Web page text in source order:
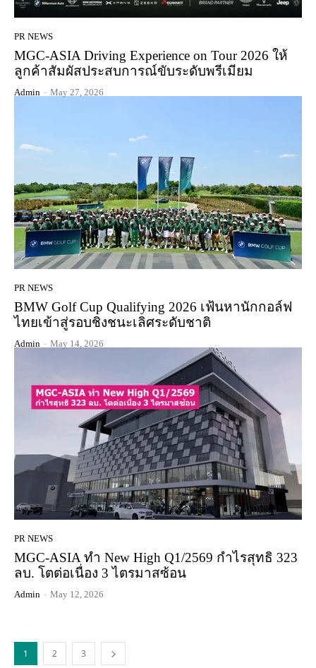
PR NEWS
MGC-ASIA Driving Experience on Tour 2026 ให้
ลูกค้าสัมผัสประสบการณ์ขับระดับพรีเมียม
Admin - May 27, 2026
PR NEWS
BMW Golf Cup Qualifying 2026 เฟ้นหานักกอล์ฟ
ไทยเข้าสู่รอบชิงชนะเลิศระดับชาติ
Admin - May 14, 2026
PR NEWS
MGC-ASIA ทำ New High Q1/2569 กำไรสุทธิ 323
ลบ. โตต่อเนื่อง 3 ไตรมาสซ้อน
Admin - May 12, 2026
1 2 3